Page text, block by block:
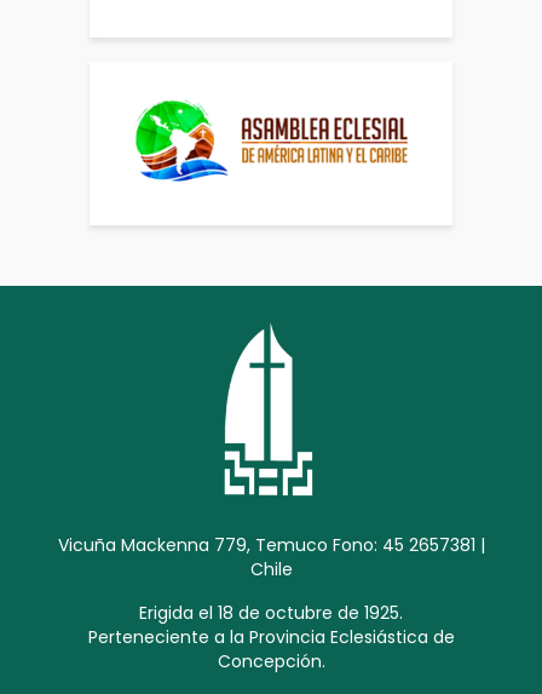
Vicuña Mackenna 779, Temuco Fono: 45 2657381 |
Chile
Erigida el 18 de octubre de 1925.
Perteneciente a la Provincia Eclesiástica de
Concepción.